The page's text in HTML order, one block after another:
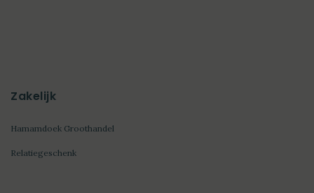
Zakelijk
Hamamdoek Groothandel
Relatiegeschenk